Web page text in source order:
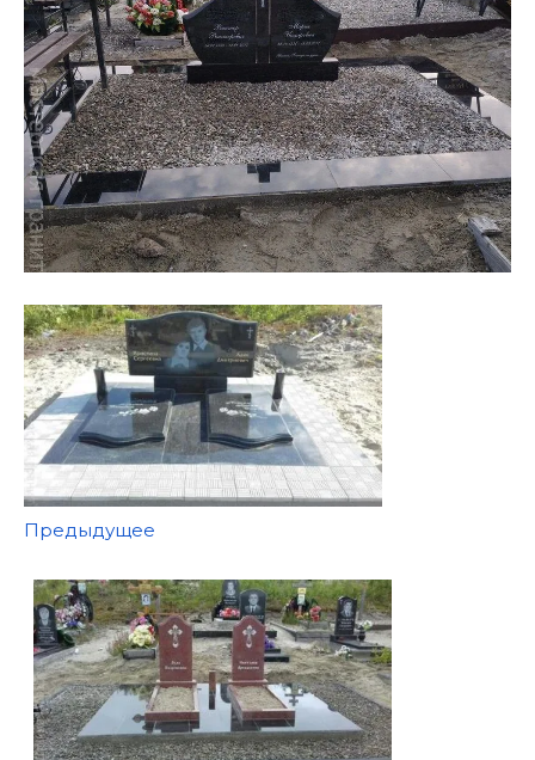
Предыдущее